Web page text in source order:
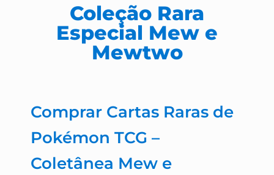
Coleção Rara
Especial Mew e
Mewtwo
Comprar Cartas Raras de
Pokémon TCG –
Coletânea Mew e